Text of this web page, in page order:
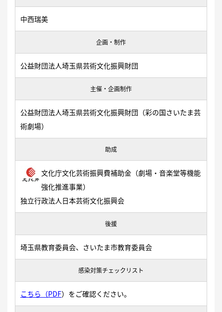
中西瑞美
企画・制作
公益財団法人埼玉県芸術文化振興財団
主催・企画制作
公益財団法人埼玉県芸術文化振興財団（彩の国さいたま芸
術劇場）
助成
文化庁文化芸術振興費補助金（劇場・音楽堂等機能
強化推進事業）
独立行政法人日本芸術文化振興会
後援
埼玉県教育委員会、さいたま市教育委員会
感染対策チェックリスト
こちら（PDF） をご確認ください。